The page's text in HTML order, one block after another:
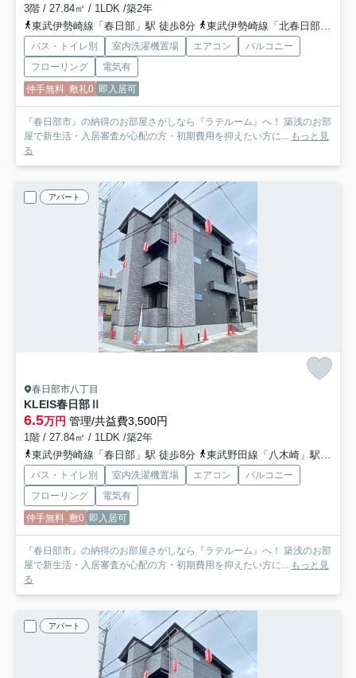
3階 / 27.84㎡ / 1LDK /築2年
東武伊勢崎線「春日部」駅 徒歩8分
東武伊勢崎線「北春日部」駅 徒歩22分
バス・トイレ別 室内洗濯機置場 エアコン
バルコニー
フローリング
電気有
仲手無料 敷礼0 即入居可
『春日部市』の納得のお部屋さがしなら『ラテルーム』へ！ 築浅のお部
屋で新生活・入居審査が心配の方・初期費用を抑えたい方に... もっと見
る
アパート
春日部市八丁目
KLEIS春日部Ⅱ
6.5万円 管理/共益費3,500円
1階 / 27.84㎡ / 1LDK /築2年
東武伊勢崎線「春日部」駅 徒歩8分
東武野田線「八木崎」駅 徒歩20分
バス・トイレ別 室内洗濯機置場 エアコン
バルコニー
フローリング
電気有
仲手無料 敷0 即入居可
『春日部市』の納得のお部屋さがしなら『ラテルーム』へ！ 築浅のお部
屋で新生活・入居審査が心配の方・初期費用を抑えたい方に... もっと見
る
アパート